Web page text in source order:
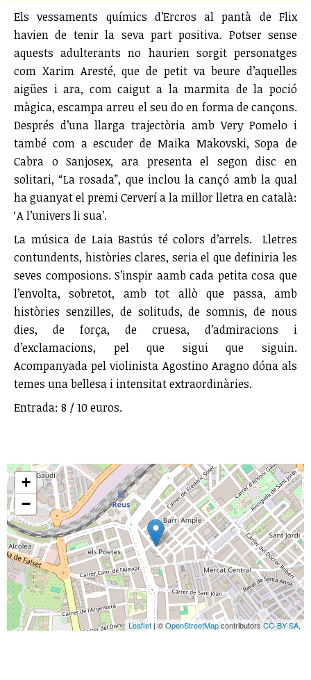
Els vessaments químics d’Ercros al pantà de Flix
havien de tenir la seva part positiva. Potser sense
aquests adulterants no haurien sorgit personatges
com Xarim Aresté, que de petit va beure d’aquelles
aigües i ara, com caigut a la marmita de la poció
màgica, escampa arreu el seu do en forma de cançons.
Després d’una llarga trajectòria amb Very Pomelo i
també com a escuder de Maika Makovski, Sopa de
Cabra o Sanjosex, ara presenta el segon disc en
solitari, “La rosada”, que inclou la cançó amb la qual
ha guanyat el premi Cerverí a la millor lletra en català:
‘A l’univers li sua’.
La música de Laia Bastús té colors d’arrels. Lletres
contundents, històries clares, seria el que definiria les
seves composions. S’inspir aamb cada petita cosa que
l’envolta, sobretot, amb tot allò que passa, amb
històries senzilles, de solituds, de somnis, de nous
dies, de força, de cruesa, d’admiracions i
d’exclamacions, pel que sigui que siguin.
Acompanyada pel violinista Agostino Aragno dóna als
temes una bellesa i intensitat extraordinàries.
Entrada: 8 / 10 euros.
+
−
Leaflet | ©OpenStreetMapcontributorsCC-BY-SA,